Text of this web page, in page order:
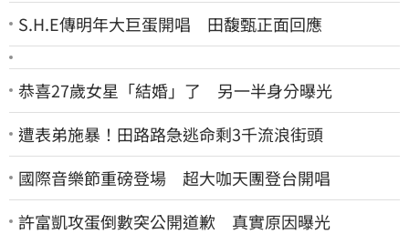
S.H.E傳明年大巨蛋開唱 田馥甄正面回應
恭喜27歲女星「結婚」了 另一半身分曝光
遭表弟施暴！田路路急逃命剩3千流浪街頭
國際音樂節重磅登場 超大咖天團登台開唱
許富凱攻蛋倒數突公開道歉 真實原因曝光